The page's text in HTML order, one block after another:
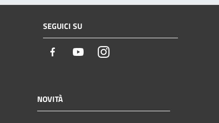
SEGUICI SU
Facebook YoutubeInstagram
NOVITÀ